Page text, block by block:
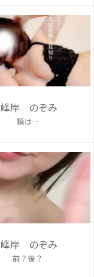
峰岸 のぞみ
類は…
峰岸 のぞみ
前？後？